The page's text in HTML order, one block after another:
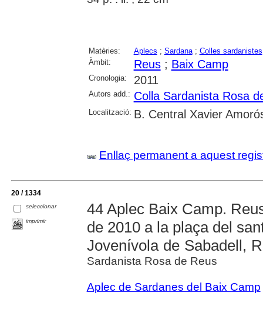
Matèries: Aplecs ; Sardana; Colles sardanistes
Àmbit:
Reus; Baix Camp
Cronologia: 2011
Autors add.: Colla Sardanista Rosa
Localització: B. Central Xavier
Enllaç permanent a aquest
20 / 1334
seleccionar
imprimir
44 Aplec Baix Camp.
de 2010 a la plaça del
Jovenívola de Sabadell,
Sardanista Rosa de Reus
Aplec de Sardanes del Baix Camp